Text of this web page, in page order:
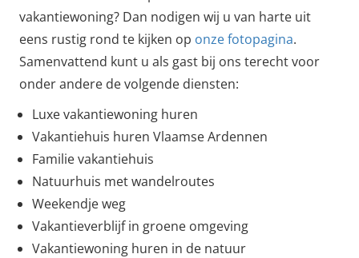
vakantiewoning? Dan nodigen wij u van harte uit
eens rustig rond te kijken op onze fotopagina.
Samenvattend kunt u als gast bij ons terecht voor
onder andere de volgende diensten:
Luxe vakantiewoning huren
Vakantiehuis huren Vlaamse Ardennen
Familie vakantiehuis
Natuurhuis met wandelroutes
Weekendje weg
Vakantieverblijf in groene omgeving
Vakantiewoning huren in de natuur